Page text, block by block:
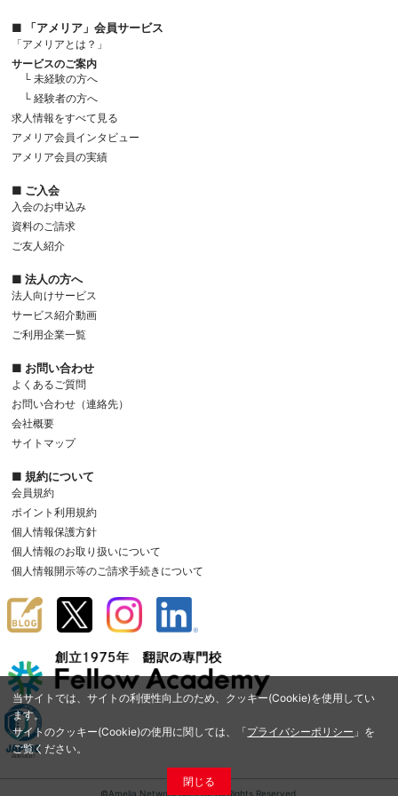
当サイトでは、サイトの利便性向上のため、クッキー(Cookie)を使用してい
ます。
サイトのクッキー(Cookie)の使用に関しては、「プライバシーポリシー 」を
ご覧ください。
閉じる
■ 「アメリア」会員サービス
「アメリアとは？」
サービスのご案内
└ 未経験の方へ
└ 経験者の方へ
求人情報をすべて見る
アメリア会員インタビュー
アメリア会員の実績
■ ご入会
入会のお申込み
資料のご請求
ご友人紹介
■ 法人の方へ
法人向けサービス
サービス紹介動画
ご利用企業一覧
■ お問い合わせ
よくあるご質問
お問い合わせ（連絡先）
会社概要
サイトマップ
■ 規約について
会員規約
ポイント利用規約
個人情報保護方針
個人情報のお取り扱いについて
個人情報開示等のご請求手続きについて
©Amelia Network Co.,Ltd. All Rights Reserved.